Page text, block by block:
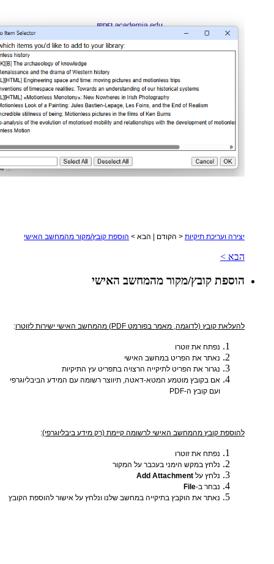
יצירה ועריכת תיקיות < הקודם | הבא > הוספת קובץ/מקור מהמחשב האישי
הבא >
הוספת קובץ/מקור מהמחשב האישי
להעלאת קובץ (לדוגמה, מאמר בפורמט PDF) מהמחשב האישי ישירות לזוטרו :
נפתח את זוטרו
נאתר את הפריט במחשב האישי
נגרור את הפריט לתיקייה הרצויה בתפריט עץ התיקיות
אם בקובץ מוטמע המטא-דאטה, תיווצר רשומה עם המידע הביבליוגרפי
ועם קובץ ה-PDF
להוספת קובץ מהמחשב האישי לרשומה קיימת (רק מידע ביבליוגרפי):
נפתח את זוטרו
נלחץ במקש הימני בעכבר על המקור
נלחץ על
נבחר ב-File
נאתר את הוקבץ בתיקייה במחשב שלנו ונלחץ על אישור להוספת הקובץ